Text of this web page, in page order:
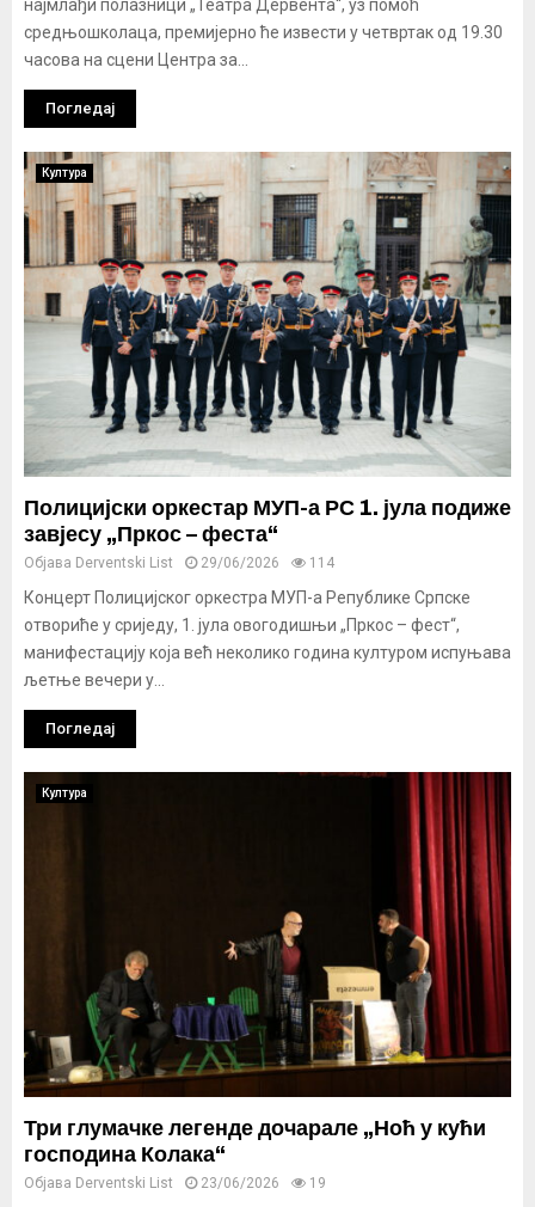
најмлађи полазници „Театра Дервента“, уз помоћ
средњошколаца, премијерно ће извести у четвртак од 19.30
часова на сцени Центра за...
Погледај
Култура
Полицијски оркестар МУП-а РС 1. јула подиже
завјесу „Пркос – феста“
Објава Derventski List 29/06/2026 114
Концерт Полицијског оркестра МУП-а Републике Српске
отвориће у сриједу, 1. јула овогодишњи „Пркос – фест“,
манифестацију која већ неколико година културом испуњава
љетње вечери у...
Погледај
Култура
Три глумачке легенде дочарале „Ноћ у кући
господина Колака“
Објава Derventski List 23/06/2026 19